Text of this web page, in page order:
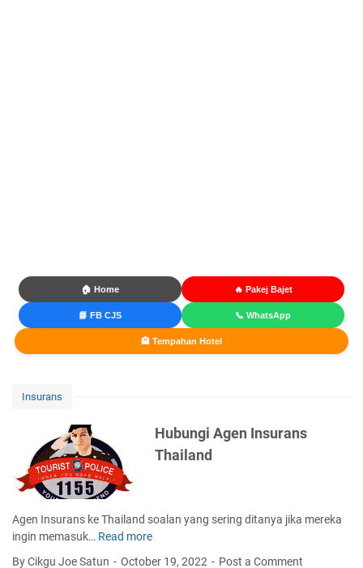
🏠 Home 🔥 Pakej Bajet
📘 FB CJS 📞 WhatsApp
🏨 Tempahan Hotel
Insurans
Hubungi Agen Insurans
Thailand
Agen Insurans ke Thailand soalan yang sering ditanya jika mereka
ingin memasuk… Read more
By Cikgu Joe Satun October 19, 2022 Post a Comment